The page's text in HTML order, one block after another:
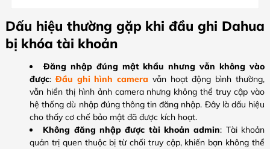
Dấu hiệu thường gặp khi đầu ghi Dahua
bị khóa tài khoản
Đăng nhập đúng mật khẩu nhưng vẫn không vào
được:Đầu ghi hình camera vẫn hoạt động bình thường,
vẫn hiển thị hình ảnh camera nhưng không thể truy cập vào
hệ thống dù nhập đúng thông tin đăng nhập. Đây là dấu hiệu
cho thấy cơ chế bảo mật đã được kích hoạt.
Không đăng nhập được tài khoản admin: Tài khoản
quản trị quen thuộc bị từ chối truy cập, khiến bạn không thể